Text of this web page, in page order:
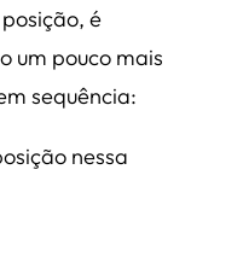
é
um pouco mais
sequência:
nessa